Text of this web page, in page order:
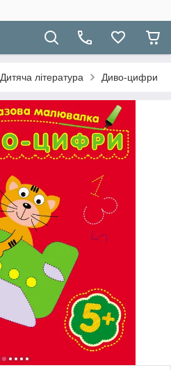
Дитяча література Диво-цифри